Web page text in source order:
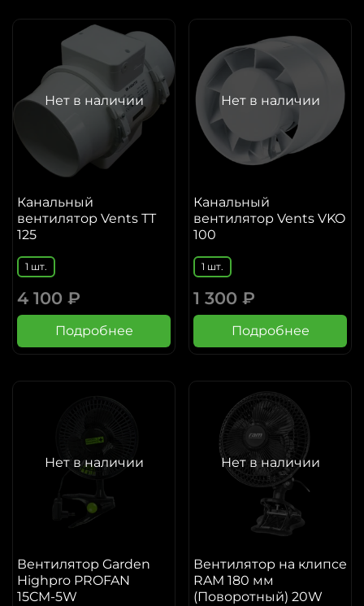
Нет в наличии
Канальный
вентилятор Vents ТТ
125
1 шт.
4 100 ₽
Подробнее
Нет в наличии
Канальный
вентилятор Vents VKO
100
1 шт.
1 300 ₽
Подробнее
Нет в наличии
Вентилятор Garden
Highpro PROFAN
15CM-5W
Нет в наличии
Вентилятор на клипсе
RAM 180 мм
(Поворотный) 20W